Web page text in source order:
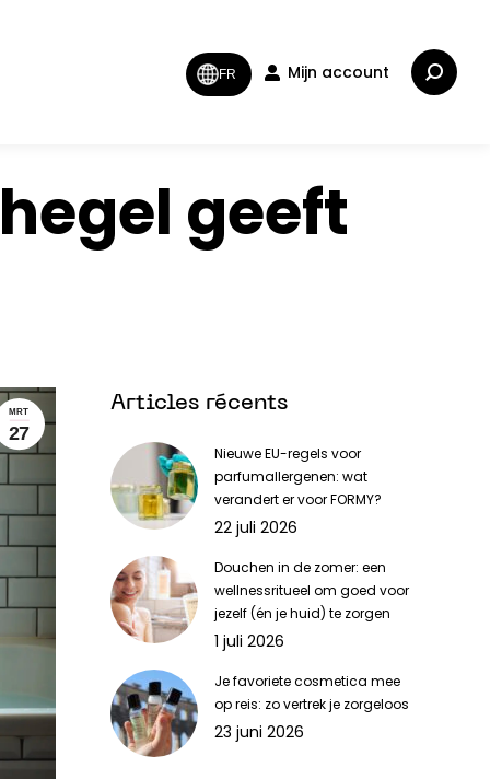
FR Mijn account Zoeken:
geeft
MRT
27
Articles récents
Nieuwe EU-regels voor
parfumallergenen: wat
verandert er voor FORMY?
22 juli 2026
Douchen in de zomer: een
wellnessritueel om goed voor
jezelf (én je huid) te zorgen
1 juli 2026
Je favoriete cosmetica mee
op reis: zo vertrek je zorgeloos
23 juni 2026